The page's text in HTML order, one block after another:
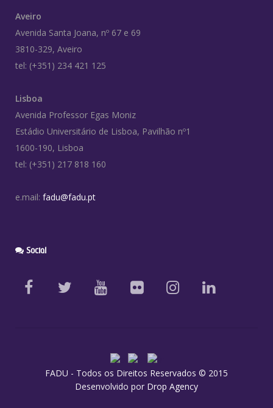
Aveiro
Avenida Santa Joana, nº 67 e 69
3810-329, Aveiro
tel: (+351) 234 421 125
Lisboa
Avenida Professor Egas Moniz
Estádio Universitário de Lisboa, Pavilhão nº1
1600-190, Lisboa
tel: (+351) 217 818 160
e.mail: fadu@fadu.pt
Social
FADU - Todos os Direitos Reservados © 2015
Desenvolvido por Drop Agency